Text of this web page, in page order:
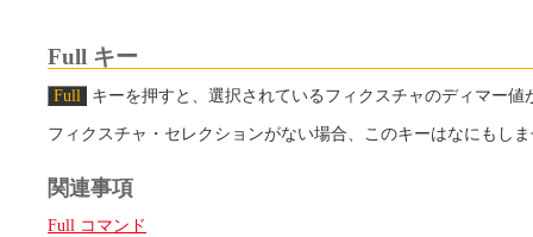
Full キー
Full キーを押すと、選択されているフィクスチャのディマー
フィクスチャ・セレクションがない場合、このキーはなにもし
関連事項
Full コマンド